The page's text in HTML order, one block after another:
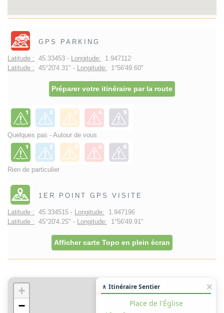
GPS PARKING
Latitude : 45.33453 - Longitude: 1.947112
Latitude : 45°20'4.31" - Longitude: 1°56'49.60"
Préparer votre itinéraire par la route
Quelques pas - Autour de vous
Rien de particulier
1ER POINT GPS VISITE
Latitude : 45.334515 - Longitude: 1.947196
Latitude : 45°20'4.25" - Longitude: 1°56'49.91"
Afficher carte Topo en plein écran
+
−
🚶 Itinéraire Sentier
Place de l'Église